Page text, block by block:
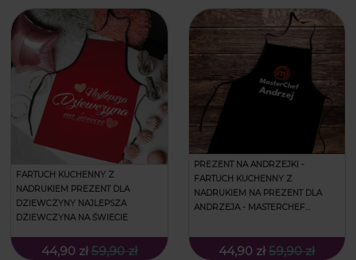
FARTUCH KUCHENNY Z
NADRUKIEM PREZENT DLA
DZIEWCZYNY NAJLEPSZA
DZIEWCZYNA NA ŚWIECIE
44,90 zł 59,90 zł
PREZENT NA ANDRZEJKI -
FARTUCH KUCHENNY Z
NADRUKIEM NA PREZENT DLA
ANDRZEJA - MASTERCHEF
44,90 zł 59,90 zł